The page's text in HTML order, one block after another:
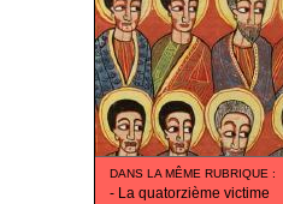
DANS LA MÊME RUBRIQUE :
- La quatorzième victime